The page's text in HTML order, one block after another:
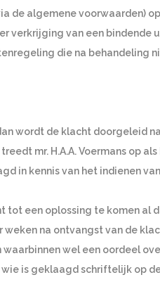
de algemene voorwaarden)
verkrijging van een bindende
die na
wordt de klacht doorgeleid
mr. H.A.A. Voermans op
in kennis van het indienen
tot een oplossing te komen al
na ontvangst van de
wel een oordeel
is geklaagd schriftelijk op